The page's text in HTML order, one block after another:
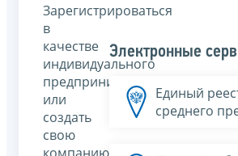
Зарегистрироваться
в
качестве
индивидуального
предпринимателя
или
создать
свою
компанию
Электронные
Единый
среднего